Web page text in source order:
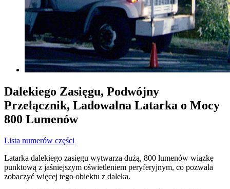
Dalekiego Zasięgu, Podwójny
Przełącznik, Ladowalna Latarka o Mocy
800 Lumenów
Lista numerów części
Latarka dalekiego zasięgu wytwarza dużą, 800 lumenów wiązkę
punktową z jaśniejszym oświetleniem peryferyjnym, co pozwala
zobaczyć więcej tego obiektu z daleka.